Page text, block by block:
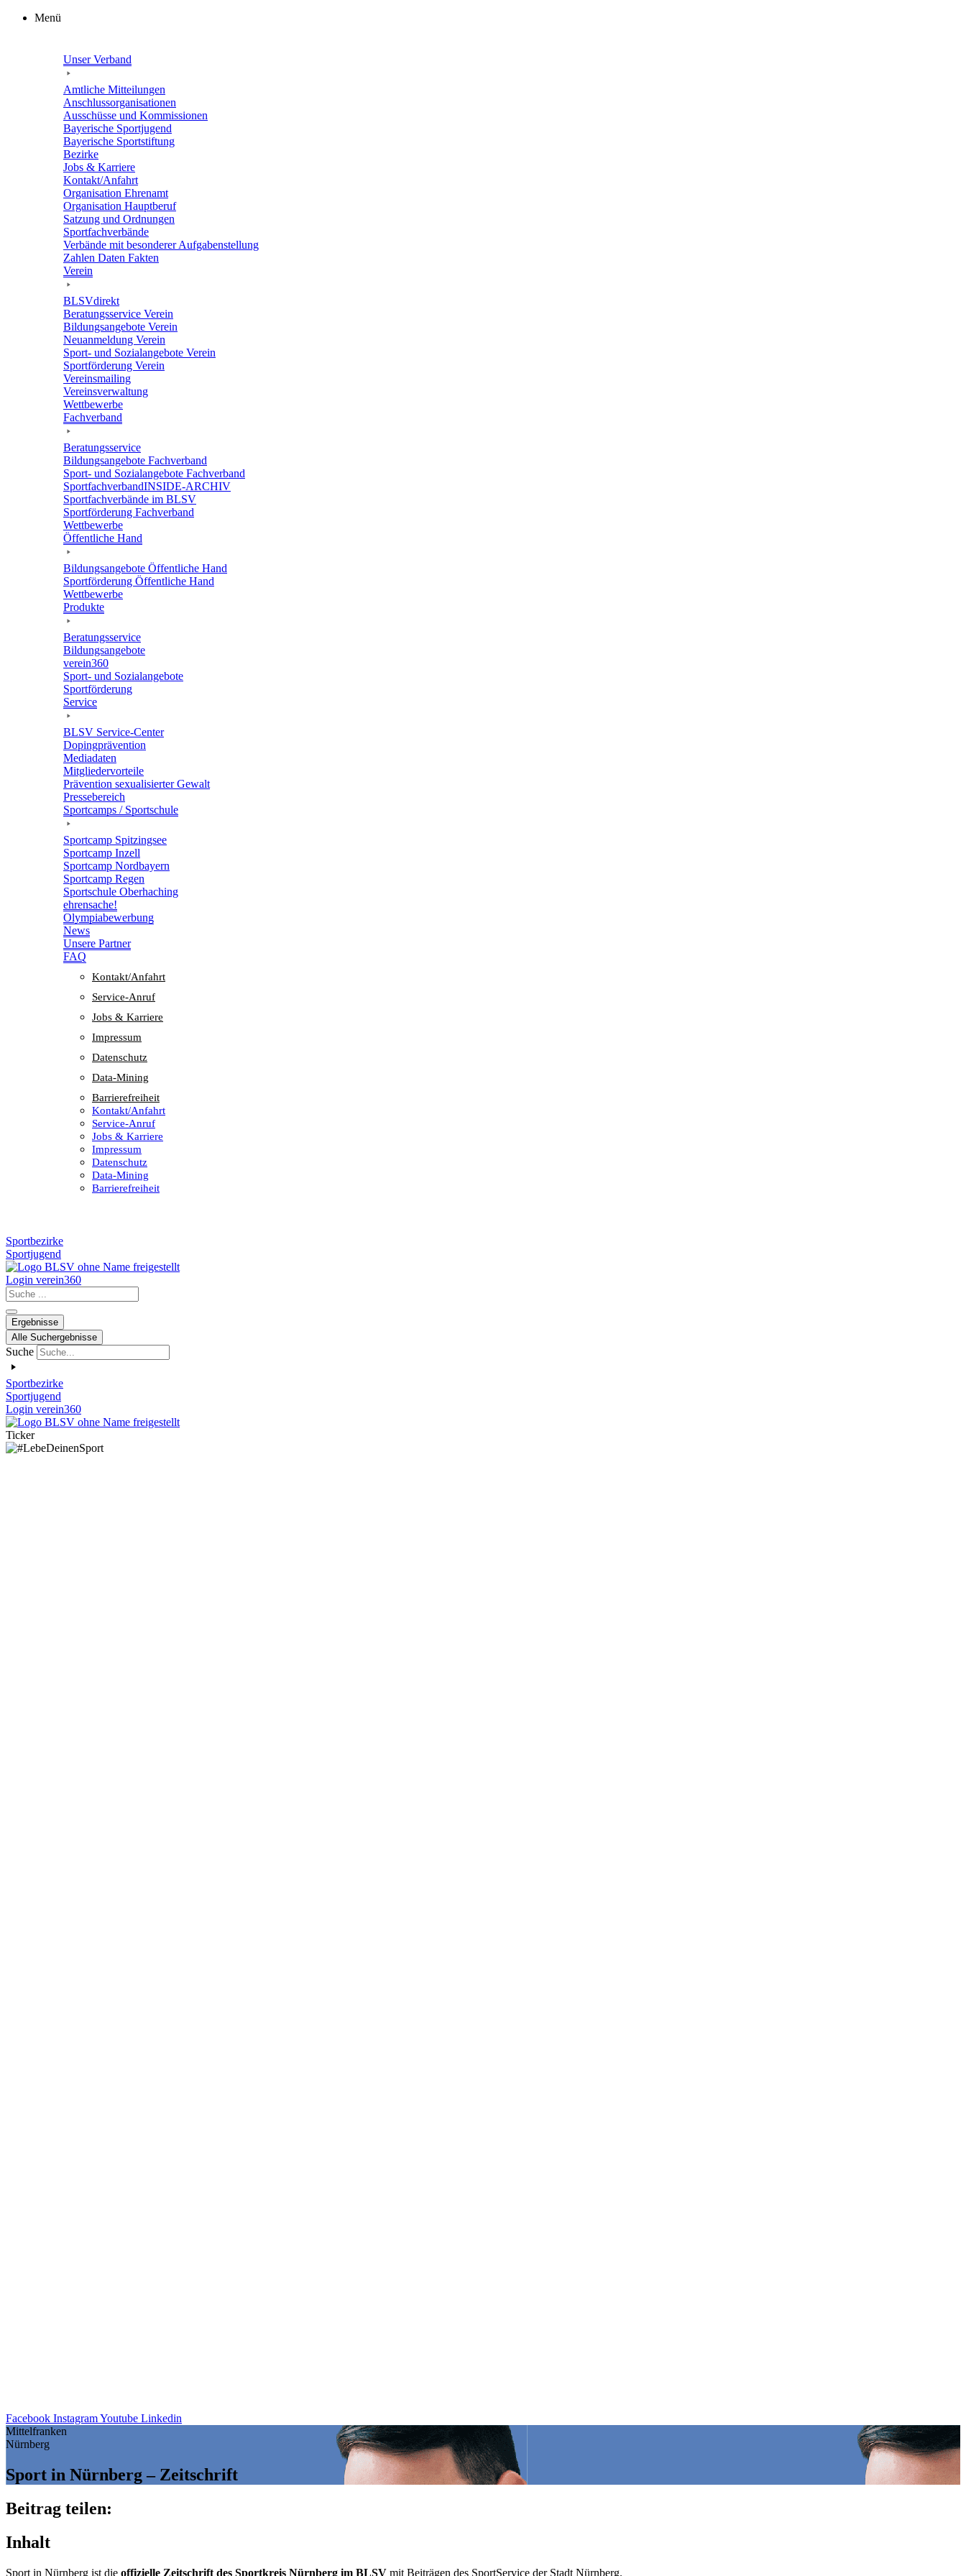
Zum
Menü
Unser Verband
Amtli­che Mitteilungen
Anschluss­or­ga­ni­sa­tio­nen
Ausschüsse und Kommissionen
Baye­ri­sche Sportjugend
Baye­ri­sche Sportstiftung
Bezirke
Jobs & Karriere
Kontakt/​​Anfahrt
Orga­ni­sa­tion Ehrenamt
Orga­ni­sa­tion Hauptberuf
Satzung und Ordnungen
Sport­fach­ver­bände
Verbände mit beson­de­rer Aufgabenstellung
Zahlen Daten Fakten
Verein
BLSVdi­rekt
Bera­tungs­ser­vice Verein
Bildungs­an­ge­bote Verein
Neuan­mel­dung Verein
Sport- und Sozi­al­an­ge­bote Verein
Sport­för­de­rung Verein
Vereins­mai­ling
Vereins­ver­wal­tung
Wett­be­werbe
Fach­ver­band
Bera­tungs­ser­vice
Bildungs­an­ge­bote Fachverband
Sport- und Sozi­al­an­ge­bote Fachverband
Sport­fach­ver­ban­d­IN­SIDE-ARCHIV
Sport­fach­ver­bände im BLSV
Sport­för­de­rung Fachverband
Wett­be­werbe
Öffent­li­che Hand
Bildungs­an­ge­bote Öffent­li­che Hand
Sport­för­de­rung Öffent­li­che Hand
Wett­be­werbe
Produkte
Bera­tungs­ser­vice
Bildungs­an­ge­bote
verein360
Sport- und Sozialangebote
Sport­för­de­rung
Service
BLSV Service-Center
Doping­prä­ven­tion
Media­da­ten
Mitglie­der­vor­teile
Präven­tion sexua­li­sier­ter Gewalt
Pres­se­be­reich
Sport­camps / Sportschule
Sport­camp Spitzingsee
Sport­camp Inzell
Sport­camp Nordbayern
Sport­camp Regen
Sport­schule Oberhaching
ehren­sa­che!
Olym­pia­be­wer­bung
News
Unsere Part­ner
FAQ
Kontakt/​​Anfahrt
Service-Anruf
Jobs & Karriere
Impres­sum
Daten­schutz
Data-Mining
Barrie­re­frei­heit
Kontakt/​​Anfahrt
Service-Anruf
Jobs & Karriere
Impres­sum
Daten­schutz
Data-Mining
Barrie­re­frei­heit
Sportbezirke
Sportjugend
Login verein360
Search
...
Ergebnisse
Alle Suchergebnisse
Suche
Sportbezirke
Sportjugend
Login verein360
Ticker
Facebook InstagramYoutube Linkedin
Mittelfranken
Nürnberg
Sport in Nürn­berg – Zeitschrift
Beitrag teilen:
Inhalt
Sport in Nürn­berg ist die offi­zi­elle Zeit­schrift des Sport­kreis Nürn­berg im BLSV mit Beiträ­gen des Sport­Ser­vice der Stadt Nürnberg.